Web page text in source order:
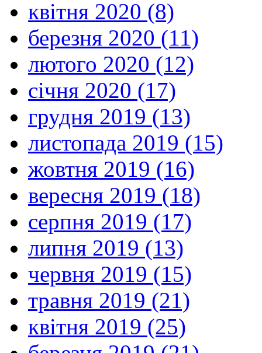
квітня 2020 (8)
березня 2020 (11)
лютого 2020 (12)
січня 2020 (17)
грудня 2019 (13)
листопада 2019 (15)
жовтня 2019 (16)
вересня 2019 (18)
серпня 2019 (17)
липня 2019 (13)
червня 2019 (15)
травня 2019 (21)
квітня 2019 (25)